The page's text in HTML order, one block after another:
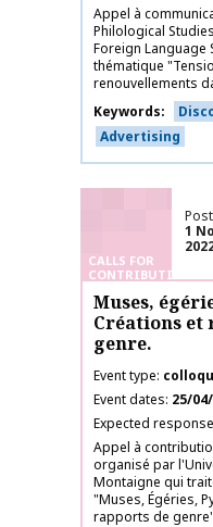
Appel à
Philological
Foreign Language
thématique
renouvellements
Keywords
Advertising
CALLS FOR
CONTRIBUTIONS
1
Muses,
Créations et
genre.
Event type
Event dates 25/
Expected
Appel à
organisé par
Montaigne qui
"Muses, Égéries,
rapports de